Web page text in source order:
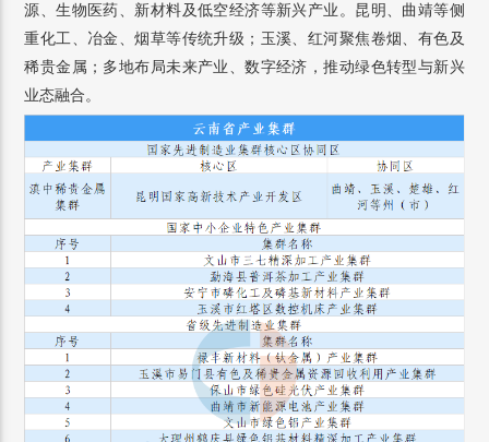
源、生物医药、新材料及低空经济等新兴产业。昆明、曲靖等侧
重化工、冶金、烟草等传统升级；玉溪、红河聚焦卷烟、有色及
稀贵金属；多地布局未来产业、数字经济，推动绿色转型与新兴
业态融合。